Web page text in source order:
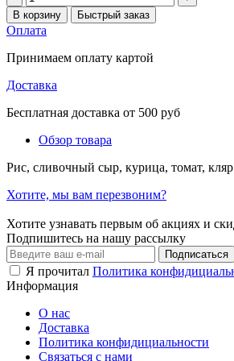
В корзину
Быстрый заказ
Оплата
Принимаем оплату картой
Доставка
Бесплатная доставка от 500 руб
Обзор товара
Рис, сливочный сыр, курица, томат,
Хотите, мы вам перезвоним?
Хотите узнавать первым об акциях и
Подпишитесь на нашу рассылку
Подписаться
Я прочитал Политика
Информация
О нас
Доставка
Политика конфидициальности
Связаться с нами